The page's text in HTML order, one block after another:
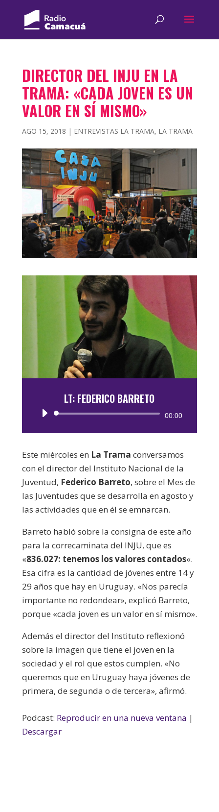
DIRECTOR DEL INJU EN LA
TRAMA: «CADA JOVEN ES UN
VALOR EN SÍ MISMO»
AGO 15, 2018 | ENTREVISTAS LA TRAMA, LA TRAMA
LT: FEDERICO BARRETO
Reproductor
00:00
Este miércoles en La Trama conversamos
con el director del Instituto Nacional de la
Juventud, Federico Barreto, sobre el Mes de
las Juventudes que se desarrolla en agosto y
las actividades que en él se emnarcan.
Barreto habló sobre la consigna de este año
para la correcaminata del INJU, que es
«836.027: tenemos los valores contados«.
Esa cifra es la cantidad de jóvenes entre 14 y
29 años que hay en Uruguay. «Nos parecía
importante no redondear», explicó Barreto,
porque «cada joven es un valor en sí mismo».
Además el director del Instituto reflexionó
sobre la imagen que tiene el joven en la
sociedad y el rol que estos cumplen. «No
queremos que en Uruguay haya jóvenes de
primera, de segunda o de tercera», afirmó.
Podcast: Reproducir en una nueva ventana |
Descargar